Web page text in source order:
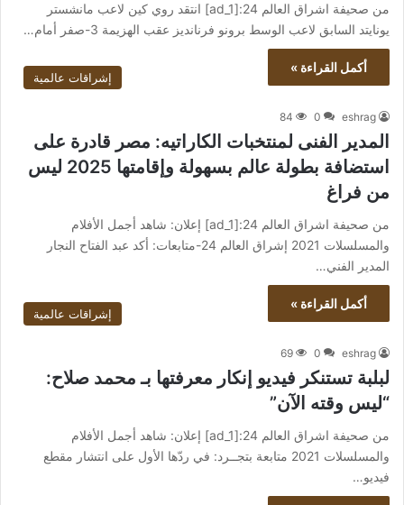
من صحيفة اشراق العالم 24:[ad_1] انتقد روي كين لاعب مانشستر
يونايتد السابق لاعب الوسط برونو فرنانديز عقب الهزيمة 3-صفر أمام…
أكمل القراءة »
إشراقات عالمية
eshrag
0
84
المدير الفنى لمنتخبات الكاراتيه: مصر قادرة على
استضافة بطولة عالم بسهولة وإقامتها 2025 ليس
من فراغ
من صحيفة اشراق العالم 24:[ad_1] إعلان: شاهد أجمل الأفلام
والمسلسلات 2021 إشراق العالم 24-متابعات: أكد عبد الفتاح النجار
المدير الفني…
أكمل القراءة »
إشراقات عالمية
eshrag
0
69
لبلبة تستنكر فيديو إنكار معرفتها بـ محمد صلاح:
“ليس وقته الآن”
من صحيفة اشراق العالم 24:[ad_1] إعلان: شاهد أجمل الأفلام
والمسلسلات 2021 متابعة بتجــرد: في ردّها الأول على انتشار مقطع
فيديو…